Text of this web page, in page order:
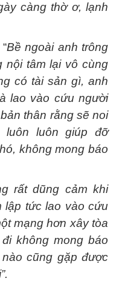
càng thờ ơ, lạnh
Bề ngoài anh trông
nội tâm lại vô cùng
có tài sản gì, anh
lao vào cứu người
thân rằng sẽ noi
luôn luôn giúp đỡ
không mong báo
rất dũng cảm khi
lập tức lao vào cứu
mạng hơn xây tòa
không mong báo
cũng gặp được